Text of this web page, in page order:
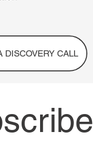
DISCOVERY CALL